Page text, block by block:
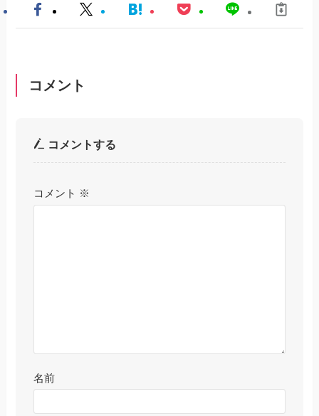
コメント
コメントする
コメント ※
名前